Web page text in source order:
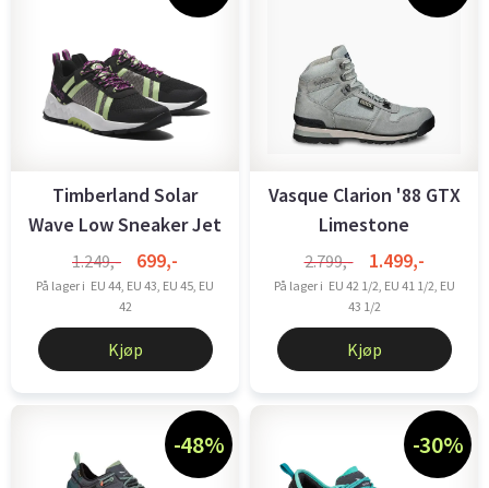
Timberland Solar
Wave Low Sneaker Jet
Black-Green
1.249,- 699,-
På lager i EU 44, EU 43, EU 45, EU
42
Kjøp
Vasque Clarion '88 GTX
Limestone
2.799,- 1.499,-
På lager i EU 42 1/2, EU 41 1/2, EU
43 1/2
Kjøp
-48% -30%